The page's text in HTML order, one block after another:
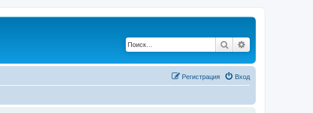
Поиск
Вход
Регистрация